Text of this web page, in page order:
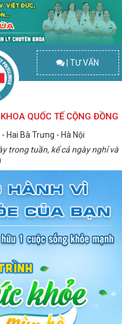
| TƯ VẤN
QUỐC TẾ CỘNG ĐỒNG
Hai Bà Trưng - Hà Nội
trong tuần, kể cả ngày nghỉ và